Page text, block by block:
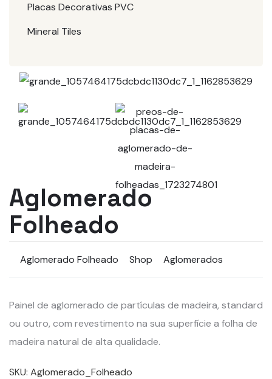
Placas Decorativas PVC
Mineral Tiles
Aglomerado
Folheado
Aglomerado Folheado Shop Aglomerados
Painel de aglomerado de partículas de madeira, standard
ou outro, com revestimento na sua superfície a folha de
madeira natural de alta qualidade.
SKU: Aglomerado_Folheado